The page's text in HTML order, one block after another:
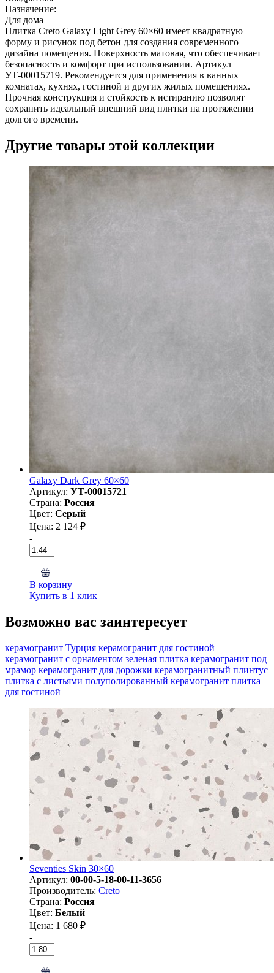
Назначение:
Для дома
Плитка Creto Galaxy Light Grey 60×60 имеет квадратную
форму и рисунок под бетон для создания современного
дизайна помещения. Поверхность матовая, что обеспечивает
безопасность и комфорт при использовании. Артикул
УТ-00015719. Рекомендуется для применения в ванных
комнатах, кухнях, гостиной и других жилых помещениях.
Прочная конструкция и стойкость к истиранию позволят
сохранить идеальный внешний вид плитки на протяжении
долгого времени.
Другие товары этой коллекции
Galaxy Dark Grey 60×60
Артикул: УТ-00015721
Страна: Россия
Цвет: Серый
Цена: 2 124 ₽
-
+
В корзину
Купить в 1 клик
Возможно вас заинтересует
керамогранит Турция керамогранит для гостиной
керамогранит с орнаментом зеленая плитка керамогранит под
мрамор керамогранит для дорожки керамогранитный плинтус
плитка с листьями полуполированный керамогранит плитка
для гостиной
Seventies Skin 30×60
Артикул: 00-00-5-18-00-11-3656
Производитель: Creto
Страна: Россия
Цвет: Белый
Цена: 1 680 ₽
-
+